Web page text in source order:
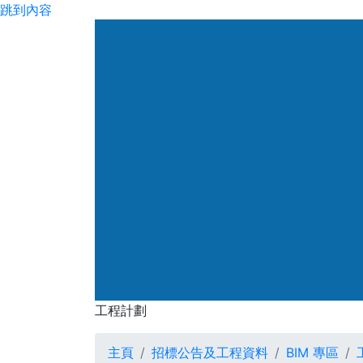
跳到內容
工程計劃
主頁 招標公告及工程資料 BIM 專區